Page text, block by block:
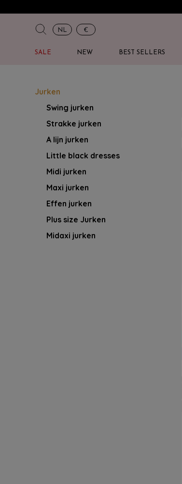
NL €
SALE NEW BEST SELLERS
Jurken
Swing jurken
Strakke jurken
A lijn jurken
Little black dresses
Midi jurken
Maxi jurken
Effen jurken
Plus size Jurken
Midaxi jurken